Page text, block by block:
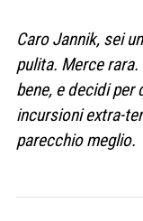
Caro Jannik, sei
pulita. Merce
bene, e decidi per
incursioni extra-
parecchio meglio.